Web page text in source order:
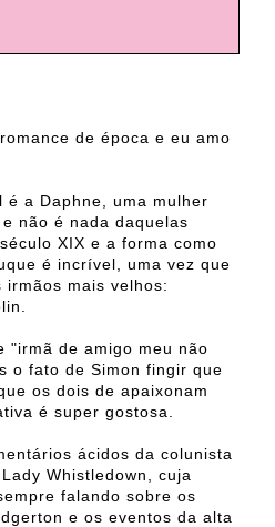
de época e eu amo
é a Daphne, uma mulher
não é nada daquelas
XIX e a forma como
é incrível, uma vez que
irmãos mais velhos:
"irmã de amigo meu não
o fato de Simon fingir que
os dois de apaixonam
é super gostosa.
ácidos da colunista
Whistledown, cuja
falando sobre os
e os eventos da alta